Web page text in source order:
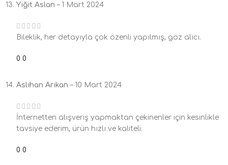
Yiğit Aslan– 1 Mart 2024
Bileklik, her detayıyla çok özenli yapılmış, göz alıcı.
0 0
Aslıhan Arıkan– 10 Mart 2024
İnternetten alışveriş yapmaktan çekinenler için kesinlikle
tavsiye ederim, ürün hızlı ve kaliteli.
0 0